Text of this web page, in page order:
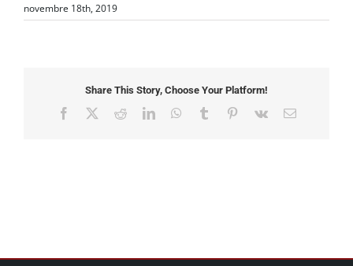
novembre 18th, 2019
Share This Story, Choose Your Platform!
Facebook RedditLinkedInWhatsApp
Tumblr Pinterest
Vk Email